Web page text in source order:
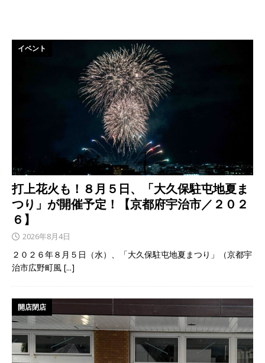
打上花火も！８月５日、「大久保駐屯地夏ま
つり」が開催予定！【京都府宇治市／２０２
６】
イベント
2026年8月4日
２０２６年８月５日（水）、「大久保駐屯地夏まつり」（京都宇
治市広野町風 [...]
開店閉店